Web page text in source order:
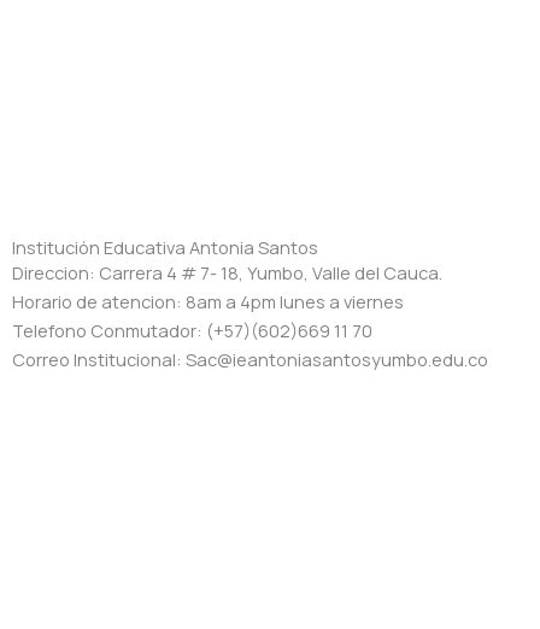
Institución Educativa Antonia Santos
Direccion: Carrera 4 # 7- 18, Yumbo, Valle del Cauca.
Horario de atencion: 8am a 4pm lunes a viernes
Telefono Conmutador: (+57)(602)669 11 70
Correo Institucional: Sac@ieantoniasantosyumbo.edu.co